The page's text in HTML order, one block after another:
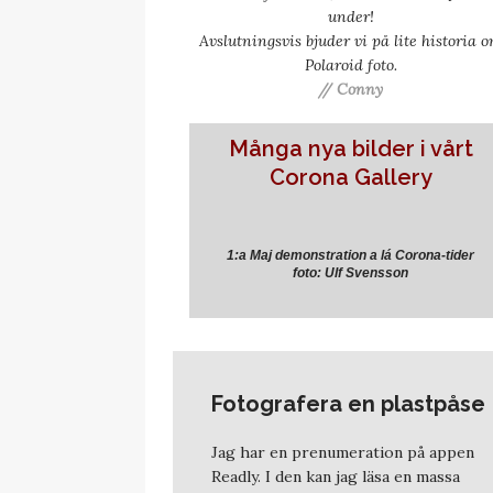
under!
Avslutningsvis bjuder vi på lite historia
Polaroid foto.
// Conny
Många nya bilder i vårt
Corona Gallery
1:a Maj demonstration a lá Corona-tider
foto: Ulf Svensson
Fotografera en plastpåse
Jag har en prenumeration på appen
Readly. I den kan jag läsa en massa